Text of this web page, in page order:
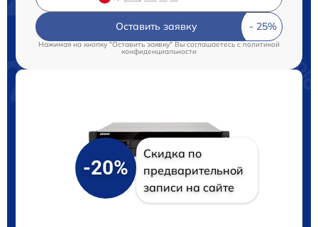
Оставить заявку
Нажимая на кнопку "Оставить заявку" Вы соглашаетесь cполитикой
конфиденциальности
-20%
Скидка по
предварительной
записи на сайте